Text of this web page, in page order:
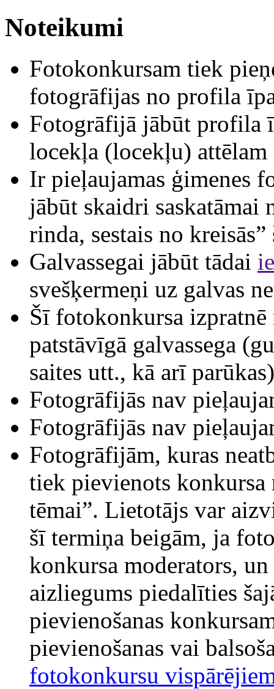
Noteikumi
Fotokonkursam tiek
fotogrāfijas no profila
Fotogrāfijā jābūt profila
locekļa (locekļu) attēlam
Ir pieļaujamas ģimenes
jābūt skaidri saskatāmai
rinda, sestais no
Galvassegai jābūt tādai
svešķermeņi uz galvas
Šī fotokonkursa
patstāvīgā galvassega
saites utt., kā arī
Fotogrāfijās nav
Fotogrāfijās nav
Fotogrāfijām, kuras
tiek pievienots konkursa
tēmai”. Lietotājs var
šī termiņa beigām, ja
konkursa moderators,
aizliegums piedalīties
pievienošanas
pievienošanas vai
fotokonkursu